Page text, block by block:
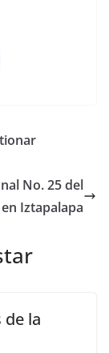
p
tirNo. 25 del
en Iztapalapa
la